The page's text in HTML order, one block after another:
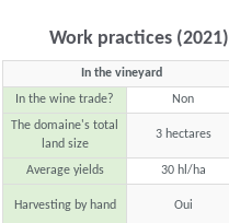
Work practices (2021)
In the vineyard
In the wine trade?
Non
The domaine's total
land size
3 hectares
Average yields 30 hl/ha
Harvesting by hand Oui